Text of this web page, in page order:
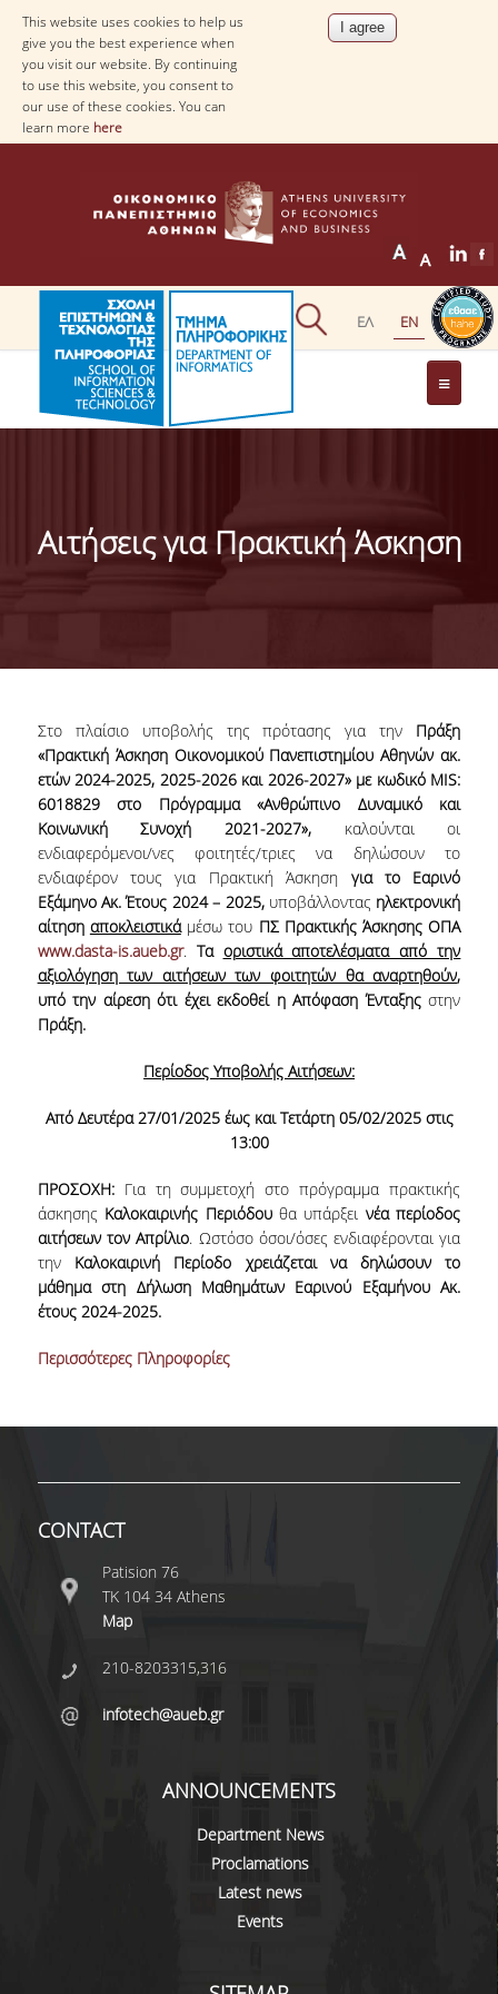
This website uses cookies to help us
give you the best experience when
you visit our website. By continuing
to use this website, you consent to
our use of these cookies. You can
learn more here
THE DEPARTMENT
ABOUT THE DEPARTMENT
ADMINISTRATION
SPECIAL TECHNICAL AND LABORATORY STAFF
PHD CANDIDATES
UNDERGRADUATE STUDIES
GENERAL INFORMATION
COURSE GUIDE
CURRICULUM
POSTGRADUATE STUDIES
M.SC. PROGRAMS
QUALITY ASSURANCE
QUALITY POLICY
ACCREDITATION
AUEB QUALITY ASSURANCE UNIT
NEWS
CONTACT
Αιτήσεις για Πρακτική Άσκηση
Στο πλαίσιο υποβολής της πρότασης για την Πράξη
«Πρακτική Άσκηση Οικονομικού Πανεπιστημίου Αθηνών ακ.
ετών 2024-2025, 2025-2026 και 2026-2027» με κωδικό MIS:
6018829 στο Πρόγραμμα «Ανθρώπινο Δυναμικό και
Κοινωνική Συνοχή 2021-2027», καλούνται οι
ενδιαφερόμενοι/νες φοιτητές/τριες να δηλώσουν το
ενδιαφέρον τους για Πρακτική Άσκηση για το Εαρινό
Εξάμηνο Ακ. Έτους 2024 – 2025,υποβάλλοντας ηλεκτρονική
αίτηση αποκλειστικάμέσω του ΠΣ Πρακτικής Άσκησης ΟΠΑ
www.dasta-is.aueb.gr.Τα οριστικά αποτελέσματα από την
αξιολόγηση των αιτήσεων των φοιτητών θα αναρτηθούν,
υπό την αίρεση ότι έχει εκδοθεί η Απόφαση Ένταξηςστην
Πράξη.
Περίοδος Υποβολής Αιτήσεων:
Από Δευτέρα 27/01/2025 έως και Τετάρτη 05/02/2025 στις
13:00
ΠΡΟΣΟΧΗ:Για τη συμμετοχή στο πρόγραμμα πρακτικής
άσκησης Καλοκαιρινής Περιόδου θα υπάρξει νέα περίοδος
αιτήσεων τον Απρίλιο. Ωστόσο όσοι/όσες ενδιαφέρονται για
την Καλοκαιρινή Περίοδο χρειάζεται να δηλώσουν το
μάθημα στη Δήλωση Μαθημάτων Εαρινού Εξαμήνου Ακ.
έτους 2024-2025.
Περισσότερες Πληροφορίες
CONTACT
Patision 76
ΤΚ 104 34 Athens
Map
210-8203315,316
infotech@aueb.gr
ANNOUNCEMENTS
Department News
Proclamations
Latest news
Events